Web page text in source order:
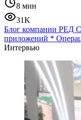
8 мин
31K
Блог компании РЕД
приложений *
Интервью